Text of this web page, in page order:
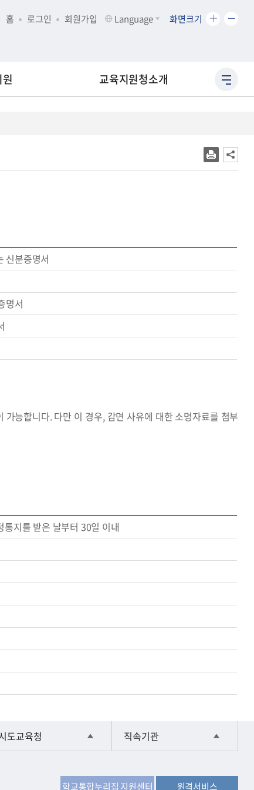
홈 로그인 회원가입 Language 화면크기
화
확
화
교육지원청소개
사
이
로
가
신분증명서
명서
능합니다. 다만 이 경우, 감면 사유에 대한 소명자료를 첨부
지를 받은 날부터 30일 이내
도교육청 직속기관
학교통합누리집 지원센터 원격서비스